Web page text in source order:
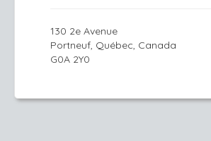
130 2e Avenue
Portneuf, Québec, Canada
G0A 2Y0